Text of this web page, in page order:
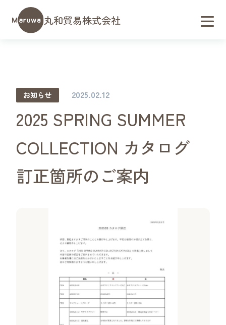
丸和貿易株式会社
ご挨拶・理念・ビジョン
お知らせ 2025.02.12
2025 SPRING SUMMER
COLLECTION カタログ
訂正箇所のご案内